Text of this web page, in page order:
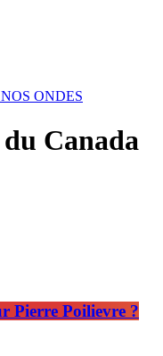
ONDES
Canada
Pierre Poilievre ?